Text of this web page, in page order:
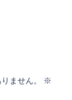
ません。
※